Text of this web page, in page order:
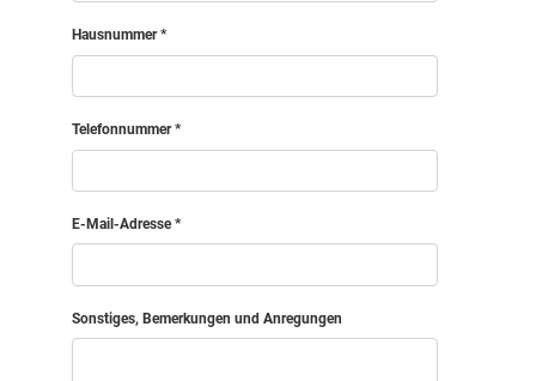
Hausnummer
Telefonnummer
E-Mail-Adresse
Sonstiges, Bemerkungen und Anregungen